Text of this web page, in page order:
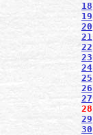
18
19
20
21
22
23
24
25
26
27
28
29
30